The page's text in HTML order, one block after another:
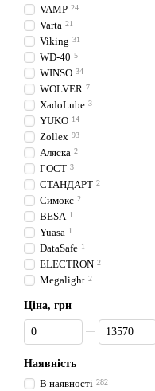
VAMP 24
Varta 21
Viking 31
WD-40 5
WINSO 34
WOLVER 7
XadoLube 3
YUKO 14
Zollex 93
Аляска 2
ГОСТ 3
СТАНДАРТ 2
Симокс 2
BESA 1
Yuasa 1
DataSafe 1
ELECTRON 2
Megalight 2
Ціна, грн
Від Ціна, грн
До Ціна, грн
Наявність
В наявності 282